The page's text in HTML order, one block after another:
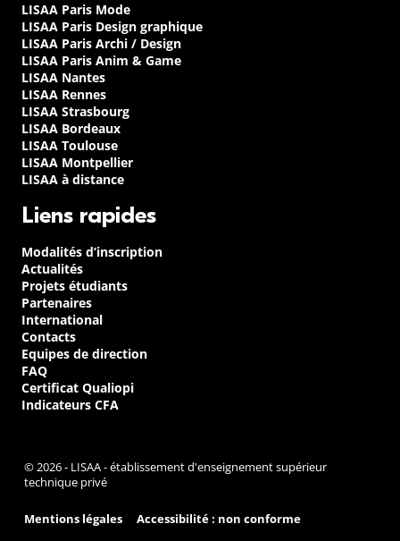
LISAA Paris Mode
LISAA Paris Design graphique
LISAA Paris Archi / Design
LISAA Paris Anim & Game
LISAA Nantes
LISAA Rennes
LISAA Strasbourg
LISAA Bordeaux
LISAA Toulouse
LISAA Montpellier
LISAA à distance
Liens rapides
Modalités d’inscription
Actualités
Projets étudiants
Partenaires
International
Contacts
Equipes de direction
FAQ
Certificat Qualiopi
Indicateurs CFA
© 2026 - LISAA - établissement d'enseignement supérieur
technique privé
Mentions légales Accessibilité : non conforme